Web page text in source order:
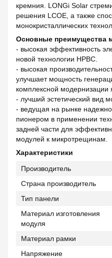
кремния. LONGi Solar
решения LCOE, а также
монокристаллических
Основные преимущества
- высокая эффективность
новой технологии HPBC.
- высокая
улучшает мощность
комплексной модернизации
- лучший эстетический вид
- ведущая на рынке
пионером в применении
задней части для
модулей к микротрещинам.
Характеристики
Производитель
Страна производитель
Тип панели
Материал изготовления
модуля
Материал рамки
Напряжение